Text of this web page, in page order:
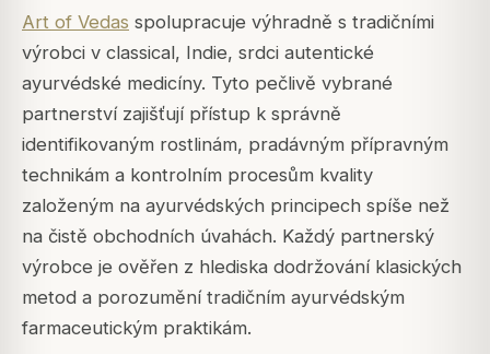
Art of Vedas spolupracuje výhradně s tradičními
výrobci v classical, Indie, srdci autentické
ayurvédské medicíny. Tyto pečlivě vybrané
partnerství zajišťují přístup k správně
identifikovaným rostlinám, pradávným přípravným
technikám a kontrolním procesům kvality
založeným na ayurvédských principech spíše než
na čistě obchodních úvahách. Každý partnerský
výrobce je ověřen z hlediska dodržování klasických
metod a porozumění tradičním ayurvédským
farmaceutickým praktikám.